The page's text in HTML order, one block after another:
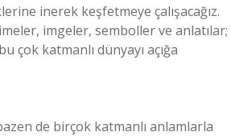
inerek keşfetmeye çalışacağız.
imgeler, semboller ve anlatılar;
çok katmanlı dünyayı açığa
de birçok katmanlı anlamlarla